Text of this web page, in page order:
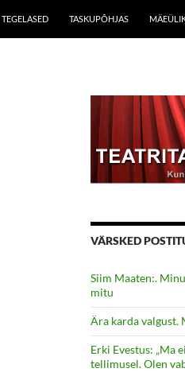
TEGELASED TASKUPÕHJAS
VÄRSKED
Siim Maaten:.
mitu
Ära karda valgust.
Erki Evestus: „Ma
tellimusel. Olen